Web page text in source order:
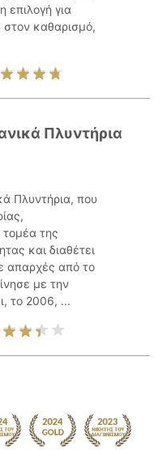
επιλογή για
στον καθαρισμό,
Πλυντήρια
Πλυντήρια, που
τομέα της
και διαθέτει
απαρχές από το
με την
το 2006, ...